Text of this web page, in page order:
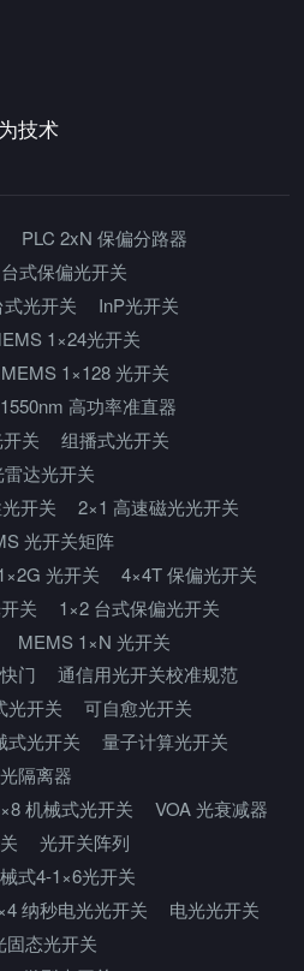
技术
PLC 2xN 保偏分路器
式保偏光开关
光开关
InP光开关
1×24光开关
MEMS 1×128 光开关
1550nm 高功率准直器
关
组播式光开关
达光开关
开关
2×1 高速磁光光开关
光开关矩阵
光开关
4×4T 保偏光开关
关
1×2 台式保偏光开关
MEMS 1×N 光开关
门
通信用光开关校准规范
光开关
可自愈光开关
式光开关
量子计算光开关
隔离器
机械式光开关
VOA 光衰减器
光开关阵列
式4-1×6光开关
纳秒电光光开关
电光光开关
固态光开关